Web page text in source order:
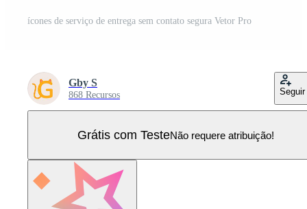
ícones de serviço de entrega sem contato segura Vetor Pro
Gby S
868 Recursos Seguir
Grátis com TesteNão requere atribuição!